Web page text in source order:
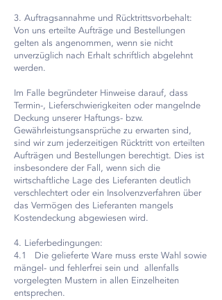
3. Auftragsannahme und Rücktrittsvorbehalt:
Von uns erteilte Aufträge und Bestellungen
gelten als angenommen, wenn sie nicht
unverzüglich nach Erhalt schriftlich abgelehnt
werden.
Im Falle begründeter Hinweise darauf, dass
Termin-, Lieferschwierigkeiten oder mangelnde
Deckung unserer Haftungs- bzw.
Gewährleistungsansprüche zu erwarten sind,
sind wir zum jederzeitigen Rücktritt von erteilten
Aufträgen und Bestellungen berechtigt. Dies ist
insbesondere der Fall, wenn sich die
wirtschaftliche Lage des Lieferanten deutlich
verschlechtert oder ein Insolvenzverfahren über
das Vermögen des Lieferanten mangels
Kostendeckung abgewiesen wird.
4. Lieferbedingungen:
4.1 Die gelieferte Ware muss erste Wahl sowie
mängel- und fehlerfrei sein und allenfalls
vorgelegten Mustern in allen Einzelheiten
entsprechen.